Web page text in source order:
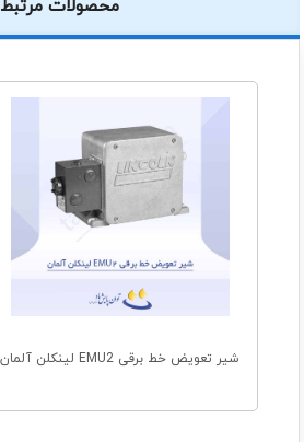
شیر تعویض خط برقی EMU2 لینکلن آلمان